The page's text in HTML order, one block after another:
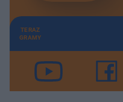
TERAZ
GRAMY